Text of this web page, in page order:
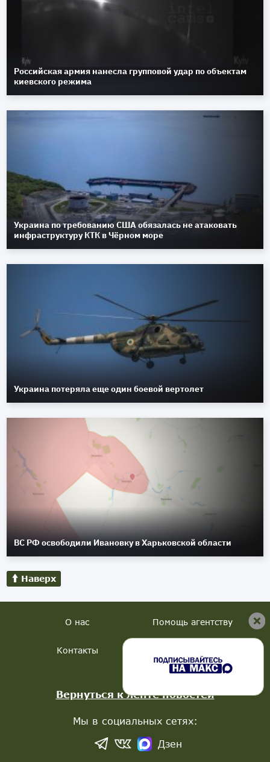
Российская армия нанесла групповой удар по объектам
киевского режима
Украина по требованию США обязалась не атаковать
инфраструктуру КТК в Чёрном море
Украина потеряла еще один боевой вертолет
ВС РФ освободили Ивановку в Харьковской области
Наверх
О нас Помощь агентству
Контакты
Вернуться к ленте новостей
Мы в социальных сетях:
Дзен